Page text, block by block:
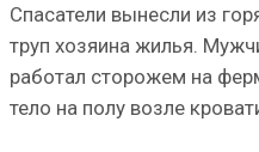
Спасатели вынесли из
труп хозяина жилья.
работал сторожем на
тело на полу возле